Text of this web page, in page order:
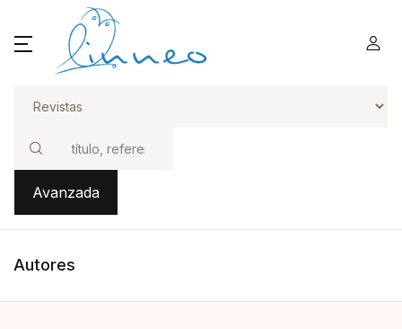
Buscar
Avanzada
Autores